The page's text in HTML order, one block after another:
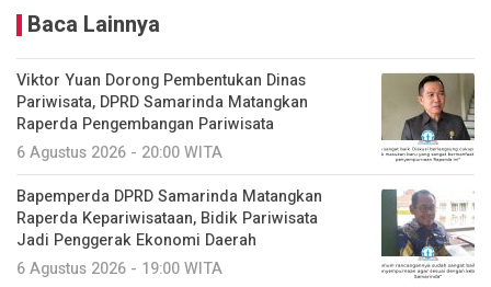
Baca Lainnya
Viktor Yuan Dorong Pembentukan Dinas
Pariwisata, DPRD Samarinda Matangkan
Raperda Pengembangan Pariwisata
6 Agustus 2026 - 20:00 WITA
Bapemperda DPRD Samarinda Matangkan
Raperda Kepariwisataan, Bidik Pariwisata
Jadi Penggerak Ekonomi Daerah
6 Agustus 2026 - 19:00 WITA